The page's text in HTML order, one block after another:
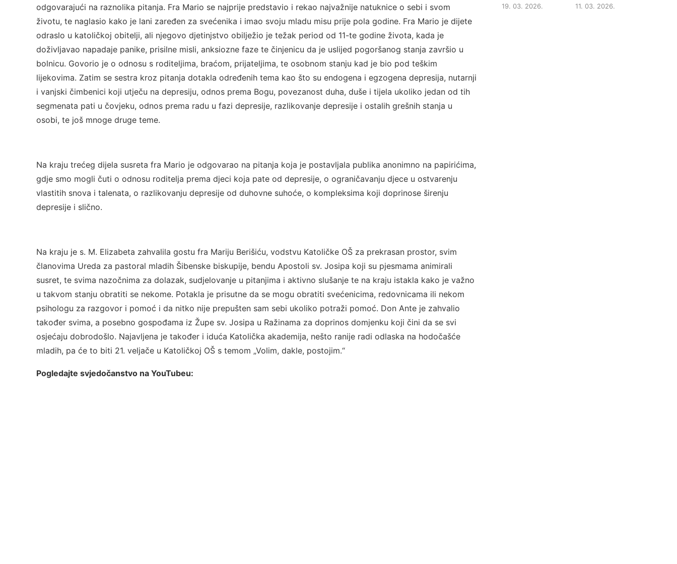
odgovarajući na raznolika pitanja. Fra Mario se najprije predstavio i rekao najvažnije natuknice o sebi i svom
životu, te naglasio kako je lani zaređen za svećenika i imao svoju mladu misu prije pola godine. Fra Mario je dijete
odraslo u katoličkoj obitelji, ali njegovo djetinjstvo obilježio je težak period od 11-te godine života, kada je
doživljavao napadaje panike, prisilne misli, anksiozne faze te činjenicu da je uslijed pogoršanog stanja završio u
bolnicu. Govorio je o odnosu s roditeljima, braćom, prijateljima, te osobnom stanju kad je bio pod teškim
lijekovima. Zatim se sestra kroz pitanja dotakla određenih tema kao što su endogena i egzogena depresija, nutarnji
i vanjski čimbenici koji utječu na depresiju, odnos prema Bogu, povezanost duha, duše i tijela ukoliko jedan od tih
segmenata pati u čovjeku, odnos prema radu u fazi depresije, razlikovanje depresije i ostalih grešnih stanja u
osobi, te još mnoge druge teme.
Na kraju trećeg dijela susreta fra Mario je odgovarao na pitanja koja je postavljala publika anonimno na papirićima,
gdje smo mogli čuti o odnosu roditelja prema djeci koja pate od depresije, o ograničavanju djece u ostvarenju
vlastitih snova i talenata, o razlikovanju depresije od duhovne suhoće, o kompleksima koji doprinose širenju
depresije i slično.
Na kraju je s. M. Elizabeta zahvalila gostu fra Mariju Berišiću, vodstvu Katoličke OŠ za prekrasan prostor, svim
članovima Ureda za pastoral mladih Šibenske biskupije, bendu Apostoli sv. Josipa koji su pjesmama animirali
susret, te svima nazočnima za dolazak, sudjelovanje u pitanjima i aktivno slušanje te na kraju istakla kako je važno
u takvom stanju obratiti se nekome. Potakla je prisutne da se mogu obratiti svećenicima, redovnicama ili nekom
psihologu za razgovor i pomoć i da nitko nije prepušten sam sebi ukoliko potraži pomoć. Don Ante je zahvalio
također svima, a posebno gospođama iz Župe sv. Josipa u Ražinama za doprinos domjenku koji čini da se svi
osjećaju dobrodošlo. Najavljena je također i iduća Katolička akademija, nešto ranije radi odlaska na hodočašće
mladih, pa će to biti 21. veljače u Katoličkoj OŠ s temom „Volim, dakle, postojim.“
Pogledajte svjedočanstvo na YouTubeu:
19. 03. 2026. 11. 03. 2026.